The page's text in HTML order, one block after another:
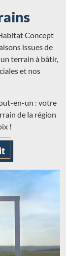
Concept
issues de
terrain à bâtir,
et nos
en-un : votre
de la région
!